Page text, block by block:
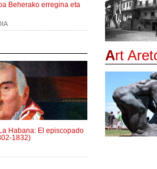
Beherako erregina eta
Habana: El episcopado
1832)
Art